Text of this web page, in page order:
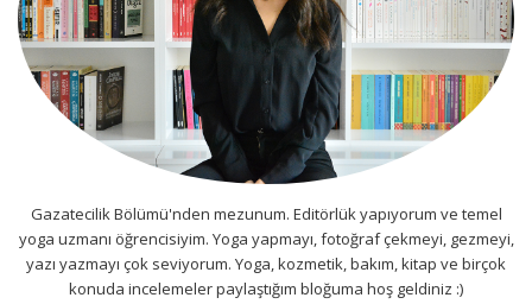
Gazatecilik Bölümü'nden mezunum. Editörlük yapıyorum ve temel
yoga uzmanı öğrencisiyim. Yoga yapmayı, fotoğraf çekmeyi, gezmeyi,
yazı yazmayı çok seviyorum. Yoga, kozmetik, bakım, kitap ve birçok
konuda incelemeler paylaştığım bloğuma hoş geldiniz :)